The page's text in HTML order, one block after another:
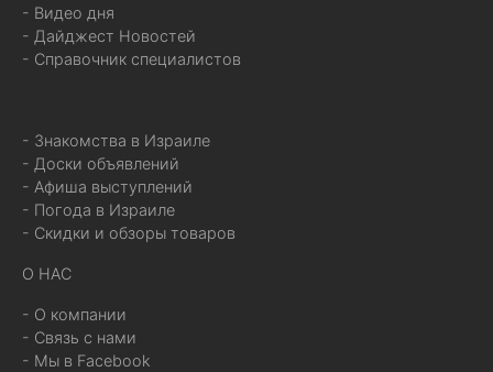
- Видео дня
- Дайджест Новостей
- Справочник специалистов
- Знакомства в Израиле
- Доски объявлений
- Афиша выступлений
- Погода в Израиле
- Скидки и обзоры товаров
О НАС
- О компании
- Связь с нами
- Мы в Facebook